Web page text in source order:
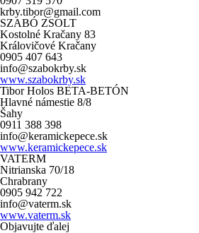
krby.tibor@gmail.com
SZABÓ ZSOLT
Kostolné Kračany 83
Královičové Kračany
0905 407 643
info@szabokrby.sk
www.szabokrby.sk
Tibor Holos BETA-BETÓN
Hlavné námestie 8/8
Šahy
0911 388 398
info@keramickepece.sk
www.keramickepece.sk
VATERM
Nitrianska 70/18
Chrabrany
0905 942 722
info@vaterm.sk
www.vaterm.sk
Objavujte ďalej